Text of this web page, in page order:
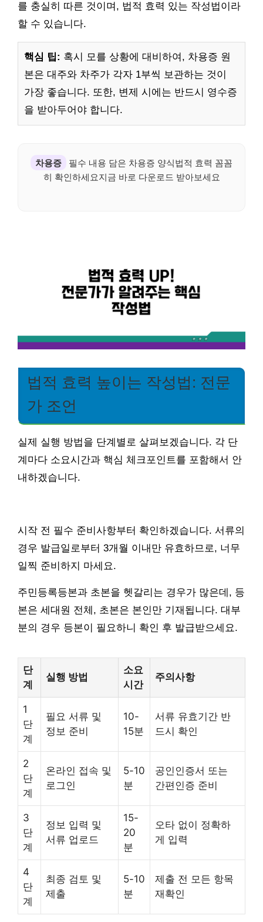
를 충실히 따른 것이며, 법적 효력 있는 작성법이라
할 수 있습니다.
핵심 팁: 혹시 모를 상황에 대비하여, 차용증 원
본은 대주와 차주가 각자 1부씩 보관하는 것이
가장 좋습니다. 또한, 변제 시에는 반드시 영수증
을 받아두어야 합니다.
차용증
필수 내용 담은 차용증 양식법적 효력 꼼꼼
히 확인하세요지금 바로 다운로드 받아보세요
법적 효력 높이는 작성법: 전문
가 조언
실제 실행 방법을 단계별로 살펴보겠습니다. 각 단
계마다 소요시간과 핵심 체크포인트를 포함해서 안
내하겠습니다.
시작 전 필수 준비사항부터 확인하겠습니다. 서류의
경우 발급일로부터 3개월 이내만 유효하므로, 너무
일찍 준비하지 마세요.
주민등록등본과 초본을 헷갈리는 경우가 많은데, 등
본은 세대원 전체, 초본은 본인만 기재됩니다. 대부
분의 경우 등본이 필요하니 확인 후 발급받으세요.
단
계
실행 방법
소요
시간
주의사항
1
단
계
필요 서류 및
정보 준비
10-
15분
서류 유효기간 반
드시 확인
2
단
계
온라인 접속 및
로그인
5-10
분
공인인증서 또는
간편인증 준비
3
단
계
정보 입력 및
서류 업로드
15-
20
분
오타 없이 정확하
게 입력
4
단
계
최종 검토 및
제출
5-10
분
제출 전 모든 항목
재확인